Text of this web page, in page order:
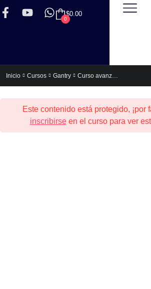
$0.00
0
Inicio Cursos Gantry Curso avanzado de Gantry 5
Este contenido está protegido, ¡por
inscribirseen el curso para ver